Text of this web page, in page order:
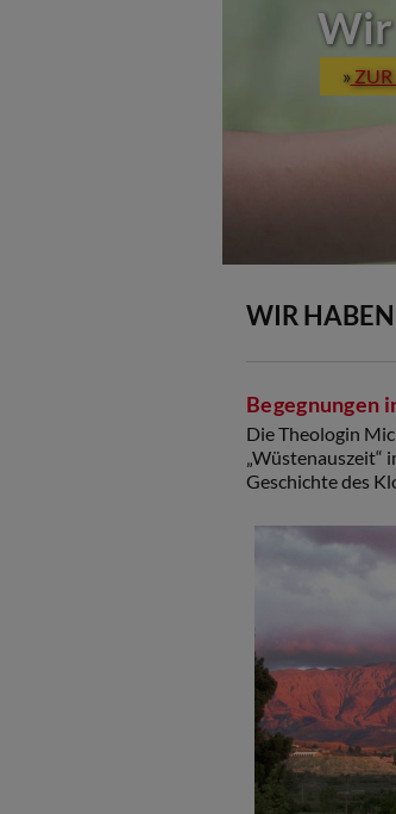
Wir
»ZUR
WIR
Begegnungen
Die Theologin
„Wüstenauszeit“
Geschichte des